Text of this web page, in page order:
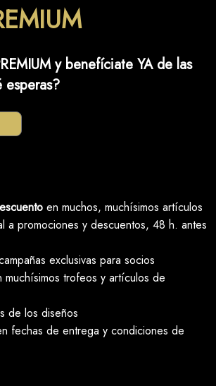
y benefíciate YA de las
esperas?
en muchos, muchísimos artículos
a promociones y descuentos, 48 h. antes
exclusivas para socios
muchísimos trofeos y artículos de
de los diseños
fechas de entrega y condiciones de